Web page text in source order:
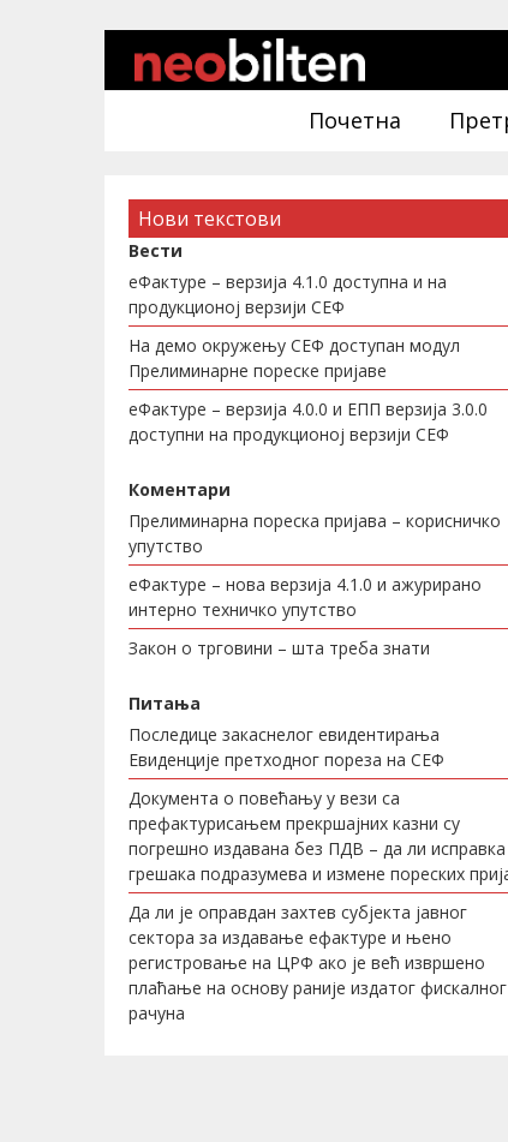
Почетна
Нови текстови
Вести
еФактуре – верзија 4.1.0 доступна и на
продукционој верзији СЕФ
На демо окружењу СЕФ доступан модул
Прелиминарне пореске пријаве
еФактуре – верзија 4.0.0 и ЕПП верзија 3.0.0
доступни на продукционој верзији СЕФ
Коментари
Прелиминарна пореска пријава – корисничко
упутство
еФактуре – нова верзија 4.1.0 и ажурирано
интерно техничко упутство
Закон о трговини – шта треба знати
Питања
Последице закаснелог евидентирања
Евиденције претходног пореза на СЕФ
Документа о повећању у вези са
префактурисањем прекршајних казни су
погрешно издавана без ПДВ – да ли исправка
грешака подразумева и измене пореских
Да ли је оправдан захтев субјекта јавног
сектора за издавање ефактуре и њено
регистровање на ЦРФ ако је већ извршено
плаћање на основу раније издатог фискалног
рачуна